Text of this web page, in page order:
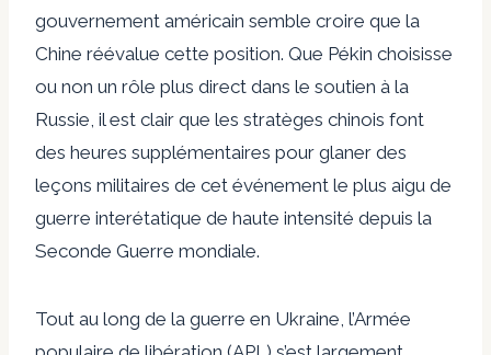
gouvernement américain semble croire que la
Chine réévalue cette position. Que Pékin choisisse
ou non un rôle plus direct dans le soutien à la
Russie, il est clair que les stratèges chinois font
des heures supplémentaires pour glaner des
leçons militaires de cet événement le plus aigu de
guerre interétatique de haute intensité depuis la
Seconde Guerre mondiale.
Tout au long de la guerre en Ukraine, l’Armée